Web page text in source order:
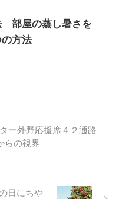
部屋の蒸し暑さを
方法
ー外野応援席４２通路
らの視界
日にちや